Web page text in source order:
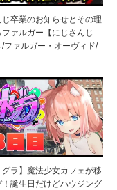
じ卒業のお知らせとその理
ファルガー【にじさんじ
ファルガー・オーヴィド/
グラ】魔法少女カフェが移
！誕生日だけどハウジング